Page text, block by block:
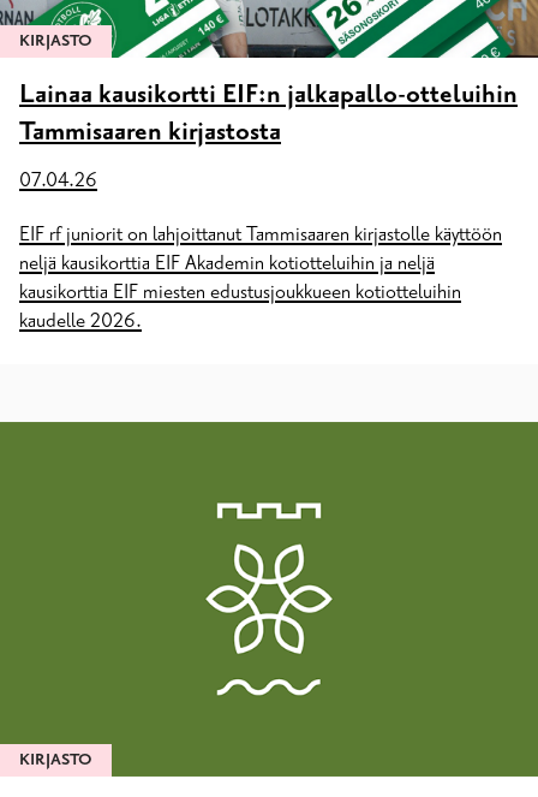
KIRJASTO
Lainaa kausikortti EIF:n jalkapallo-otteluihin
Tammisaaren kirjastosta
07.04.26
EIF rf juniorit on lahjoittanut Tammisaaren kirjastolle käyttöön
neljä kausikorttia EIF Akademin kotiotteluihin ja neljä
kausikorttia EIF miesten edustusjoukkueen kotiotteluihin
kaudelle 2026.
KIRJASTO